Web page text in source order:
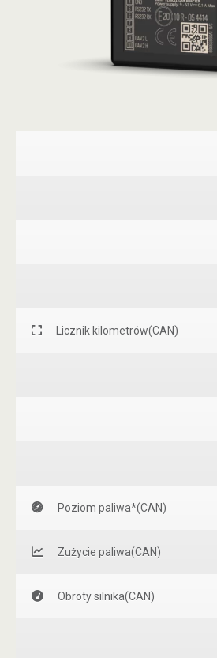
Licznik kilometrów(CAN)
Poziom paliwa*(CAN)
Zużycie paliwa(CAN)
Obroty silnika(CAN)